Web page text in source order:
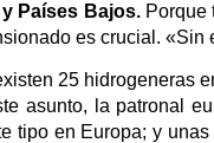
Países Bajos.Porque
es crucial.
25 hidrogeneras
asunto, la patronal
tipo en Europa; y